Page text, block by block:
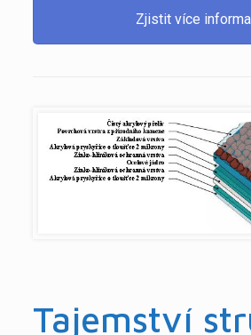
Zjistit více
Tajemství